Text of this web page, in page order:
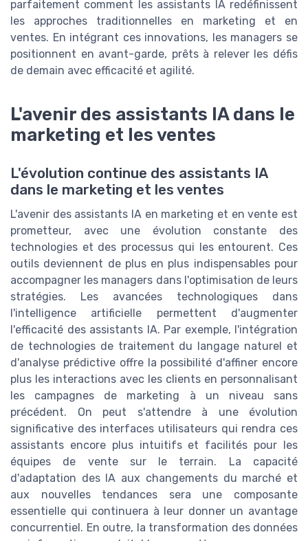
parfaitement comment les assistants IA redéfinissent
les approches traditionnelles en marketing et en
ventes. En intégrant ces innovations, les managers se
positionnent en avant-garde, prêts à relever les défis
de demain avec efficacité et agilité.
L'avenir des assistants IA dans le
marketing et les ventes
L'évolution continue des assistants IA
dans le marketing et les ventes
L'avenir des assistants IA en marketing et en vente est
prometteur, avec une évolution constante des
technologies et des processus qui les entourent. Ces
outils deviennent de plus en plus indispensables pour
accompagner les managers dans l'optimisation de leurs
stratégies. Les avancées technologiques dans
l'intelligence artificielle permettent d'augmenter
l'efficacité des assistants IA. Par exemple, l'intégration
de technologies de traitement du langage naturel et
d'analyse prédictive offre la possibilité d'affiner encore
plus les interactions avec les clients en personnalisant
les campagnes de marketing à un niveau sans
précédent. On peut s'attendre à une évolution
significative des interfaces utilisateurs qui rendra ces
assistants encore plus intuitifs et facilités pour les
équipes de vente sur le terrain. La capacité
d'adaptation des IA aux changements du marché et
aux nouvelles tendances sera une composante
essentielle qui continuera à leur donner un avantage
concurrentiel. En outre, la transformation des données